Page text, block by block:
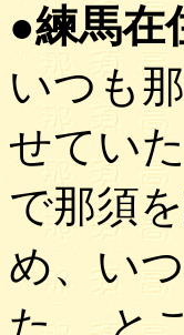
●練馬在
いつも
せてい
で那須
め、い
た。 と